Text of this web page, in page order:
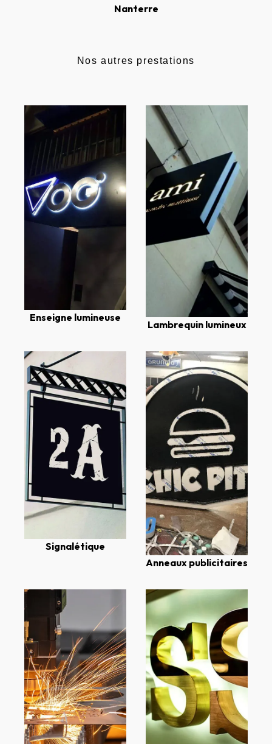
Nanterre
Nos autres prestations
Enseigne lumineuse
Lambrequin lumineux
Signalétique
Anneaux publicitaires